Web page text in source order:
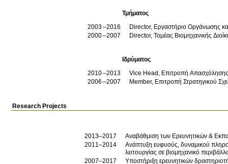
Τμήματος
2003
2016
Director, Εργαστήριο Οργάνωσης
2000
2007 Director, Τομέας Βιομηχανικής
Ιδρύματος
2010
2013
Vice Head, Επιτροπή Απασχόλησης
2006
2007 Member, Επιτροπή Στρατηγικού
Research Projects
2013–2017
Αναβάθμιση των Ερευνητικών &
2011–2014
Ανάπτυξη ευφυούς, δυναμικού
λειτουργίας σε βιομηχανικό
2007–2017
Υποστήριξη ερευνητικών